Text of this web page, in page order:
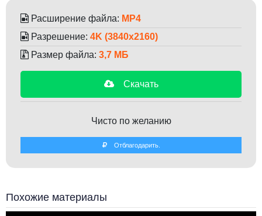
Расширение файла: MP4
Разрешение: 4K (3840x2160)
Размер файла: 3,7 МБ
Скачать
Чисто по желанию
Отблагодарить.
Похожие материалы